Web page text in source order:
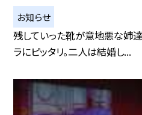
お知らせ
残していった靴が意地悪な姉
ラにピッタリ。二人は結婚し...